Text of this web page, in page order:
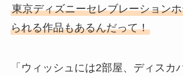
東京ディズニーセレブレーション
られる作品もあるんだって！
「ウィッシュには2部屋、ディスカ